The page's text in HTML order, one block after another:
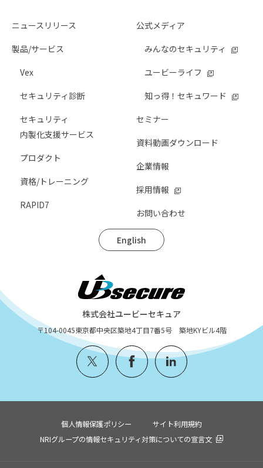
ニュースリリース
製品/サービス
Vex
セキュリティ診断
セキュリティ
内製化支援サービス
プロダクト
資格/トレーニング
RAPID7
公式メディア
みんなのセキュリティ
ユービーライフ
知っ得！セキュワード
セミナー
資料動画ダウンロード
企業情報
採用情報
お問い合わせ
English
株式会社ユービーセキュア
〒104-0045東京都中央区築地4丁目7番5号 築地KYビル4階
個人情報保護ポリシー
サイト利用規約
NRIグループの情報セキュリティ対策についての宣言文